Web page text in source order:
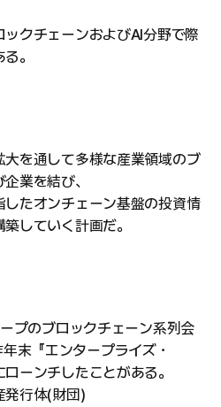
クチェーンおよびAI分野で際
。
を通して多様な産業領域のブ
業を結び、
たオンチェーン基盤の投資情
していく計画だ。
プのブロックチェーン系列会
末『エンタープライズ・
ーンチしたことがある。
発行体(財団)